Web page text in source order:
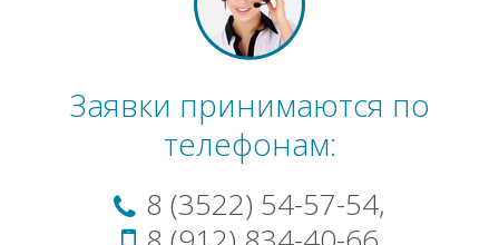
Заявки принимаются по
телефонам:
8 (3522) 54-57-54,